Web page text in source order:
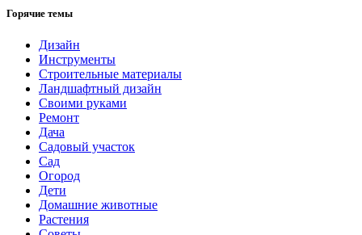
Горячие темы
Дизайн
Инструменты
Строительные материалы
Ландшафтный дизайн
Своими руками
Ремонт
Дача
Садовый участок
Сад
Огород
Дети
Домашние животные
Растения